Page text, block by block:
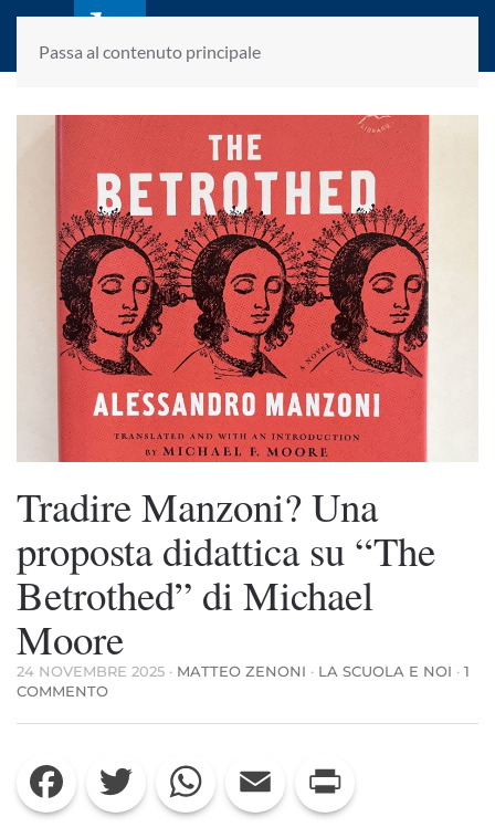
Passa al contenuto principale
laletteraturaenoi.it
fondato da Romano Luperini
Tradire Manzoni? Una
proposta didattica su “The
Betrothed” di Michael
Moore
24 NOVEMBRE 2025 · MATTEO ZENONI · LA SCUOLA E NOI · 1
COMMENTOSU
MANZONI?
PROPOSTA
DIDATTICA
SU
Facebook Twitter WhatsApp Email